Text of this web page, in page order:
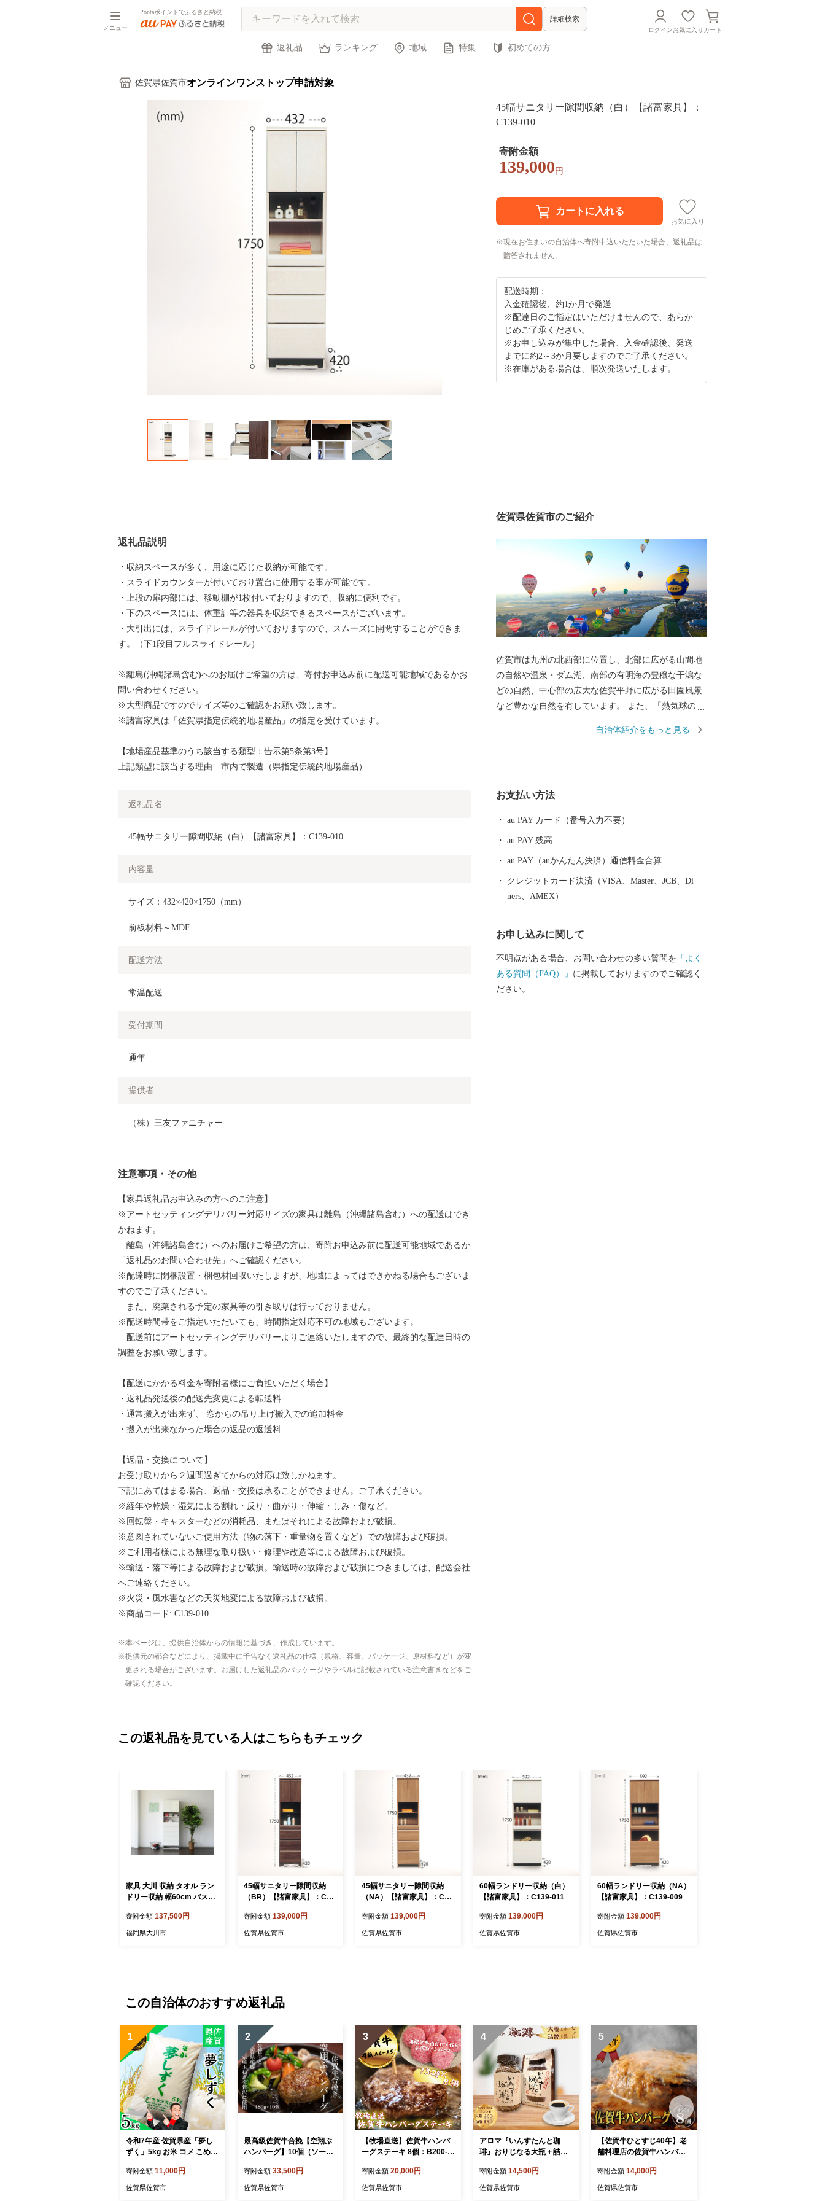
メニュー
Pontaポイントでふるさと納税
詳細検索
ログインお気に入り カート
返礼品 ランキング 地域 特集 初めての方
佐賀県佐賀市オンラインワンストップ申請対象
45幅サニタリー隙間収納（白）【諸富家具】：
C139-010
寄附金額
139,000 円
お気に入り
現在お住まいの自治体へ寄附申込いただいた場合、返礼品は
贈答されません。
配送時期：
入金確認後、約1か月で発送
※配達日のご指定はいただけませんので、あらか
じめご了承ください。
※お申し込みが集中した場合、入金確認後、発送
までに約2～3か月要しますのでご了承ください。
※在庫がある場合は、順次発送いたします。
返礼品説明
・収納スペースが多く、用途に応じた収納が可能です。
・スライドカウンターが付いており置台に使用する事が可能です。
・上段の扉内部には、移動棚が1枚付いておりますので、収納に便利です。
・下のスペースには、体重計等の器具を収納できるスペースがございます。
・大引出には、スライドレールが付いておりますので、スムーズに開閉することができま
す。（下1段目フルスライドレール）
※離島(沖縄諸島含む)へのお届けご希望の方は、寄付お申込み前に配送可能地域であるかお
問い合わせください。
※大型商品ですのでサイズ等のご確認をお願い致します。
※諸富家具は「佐賀県指定伝統的地場産品」の指定を受けています。
【地場産品基準のうち該当する類型：告示第5条第3号】
上記類型に該当する理由 市内で製造（県指定伝統的地場産品）
返礼品名
45幅サニタリー隙間収納（白）【諸富家具】：C139-010
内容量
サイズ：432×420×1750（mm）
前板材料～MDF
配送方法
常温配送
受付期間
通年
提供者
（株）三友ファニチャー
注意事項・その他
【家具返礼品お申込みの方へのご注意】
※アートセッティングデリバリー対応サイズの家具は離島（沖縄諸島含む）への配送はでき
かねます。
離島（沖縄諸島含む）へのお届けご希望の方は、寄附お申込み前に配送可能地域であるか
「返礼品のお問い合わせ先」へご確認ください。
※配達時に開梱設置・梱包材回収いたしますが、地域によってはできかねる場合もございま
すのでご了承ください。
また、廃棄される予定の家具等の引き取りは行っておりません。
※配送時間帯をご指定いただいても、時間指定対応不可の地域もございます。
配送前にアートセッティングデリバリーよりご連絡いたしますので、最終的な配達日時の
調整をお願い致します。
【配送にかかる料金を寄附者様にご負担いただく場合】
・返礼品発送後の配送先変更による転送料
・通常搬入が出来ず、 窓からの吊り上げ搬入での追加料金
・搬入が出来なかった場合の返品の返送料
【返品・交換について】
お受け取りから２週間過ぎてからの対応は致しかねます。
下記にあてはまる場合、返品・交換は承ることができません。ご了承ください。
※経年や乾燥・湿気による割れ・反り・曲がり・伸縮・しみ・傷など。
※回転盤・キャスターなどの消耗品、またはそれによる故障および破損。
※意図されていないご使用方法（物の落下・重量物を置くなど）での故障および破損。
※ご利用者様による無理な取り扱い・修理や改造等による故障および破損。
※輸送・落下等による故障および破損。輸送時の故障および破損につきましては、配送会社
へご連絡ください。
※火災・風水害などの天災地変による故障および破損。
※商品コード: C139-010
本ページは、提供自治体からの情報に基づき、作成しています。
提供元の都合などにより、掲載中に予告なく返礼品の仕様（規格、容量、パッケージ、原材料など）が変
更される場合がございます。お届けした返礼品のパッケージやラベルに記載されている注意書きなどをご
確認ください。
佐賀県佐賀市のご紹介
佐賀市は九州の北西部に位置し、北部に広がる山間地
の自然や温泉・ダム湖、南部の有明海の豊穣な干潟な
どの自然、中心部の広大な佐賀平野に広がる田園風景
など豊かな自然を有しています。 また、「熱気球の
「佐賀インターナショナルバルーンフェスタ」を開催
「東よか干潟」が、ラムサール条約湿地に登録されま
した。 日本初の実用蒸気船「凌風丸」が造られた世界
史遺産も見どころの1つです。
自治体紹介をもっと見る
お支払い方法
au PAY カード（番号入力不要）
au PAY 残高
au PAY（auかんたん決済）通信料金合算
クレジットカード決済（VISA、Master、JCB、Di
ners、AMEX）
お申し込みに関して
不明点がある場合、お問い合わせの多い質問を 「よく
ある質問（FAQ）」 に掲載しておりますのでご確認く
ださい。
この返礼品を見ている人はこちらもチェック
家具 大川 収納 タオル ラン
ドリー収納 幅60cm バス用
寄附金額 137,500円
福岡県大川市
45幅サニタリー隙間収納
（BR）【諸富家具】：C13
寄附金額 139,000円
佐賀県佐賀市
45幅サニタリー隙間収納
（NA）【諸富家具】：C13
寄附金額 139,000円
佐賀県佐賀市
60幅ランドリー収納（白）
【諸富家具】：C139-011
寄附金額 139,000円
佐賀県佐賀市
60幅ランドリー収納（NA）
【諸富家具】：C139-009
寄附金額 139,000円
佐賀県佐賀市
この自治体のおすすめ返礼品
1
令和7年産 佐賀県産「夢し
ずく」5kg お米 コメ こめ：
寄附金額 11,000円
佐賀県佐賀市
2
最高級佐賀牛合挽【空翔ぶ
ハンバーグ】10個（ソース
寄附金額 33,500円
佐賀県佐賀市
3
【牧場直送】佐賀牛ハンバ
ーグステーキ 8個：B200-0
寄附金額 20,000円
佐賀県佐賀市
4
アロマ『いんすたんと珈
琲』おりじなる大瓶＋詰替
ヒー 珈琲 飲料 アロマ珈琲
佐賀県 佐賀市 三瀬村：B14
寄附金額 14,500円
佐賀県佐賀市
5
【佐賀牛ひとすじ40年】老
舗料理店の佐賀牛ハンバー
寄附金額 14,000円
佐賀県佐賀市